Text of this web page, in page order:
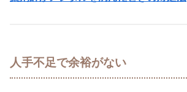
人手不足で余裕がない